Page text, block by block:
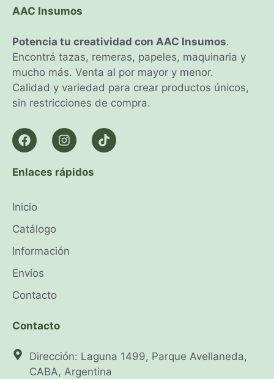
AAC Insumos
Potencia tu creatividad con AAC Insumos.
Encontrá tazas, remeras, papeles, maquinaria y
mucho más. Venta al por mayor y menor.
Calidad y variedad para crear productos únicos,
sin restricciones de compra.
Enlaces rápidos
Inicio
Catálogo
Información
Envíos
Contacto
Contacto
Dirección: Laguna 1499, Parque Avellaneda,
CABA, Argentina